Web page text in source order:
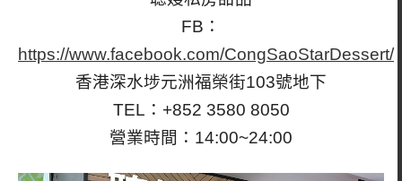
FB：
https://www.facebook.com/CongSaoStarDessert/
香港深水埗元洲福榮街103號地下
TEL：+852 3580 8050
營業時間：14:00~24:00